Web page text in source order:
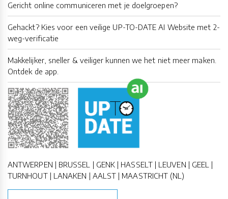
Gericht online communiceren met je doelgroepen?
Gehackt? Kies voor een veilige UP-TO-DATE AI Website met 2-
weg-verificatie
Makkelijker, sneller & veiliger kunnen we het niet meer maken.
Ontdek de app.
ANTWERPEN | BRUSSEL | GENK | HASSELT | LEUVEN | GEEL |
TURNHOUT | LANAKEN | AALST | MAASTRICHT (NL)